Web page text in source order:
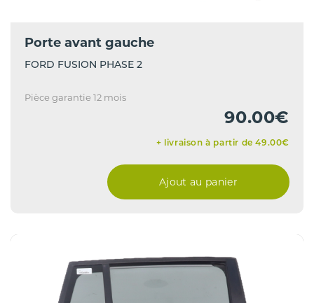
Porte avant gauche
FORD FUSION PHASE 2
Pièce garantie 12 mois
90.00€
+ livraison à partir de 49.00€
Ajout au panier